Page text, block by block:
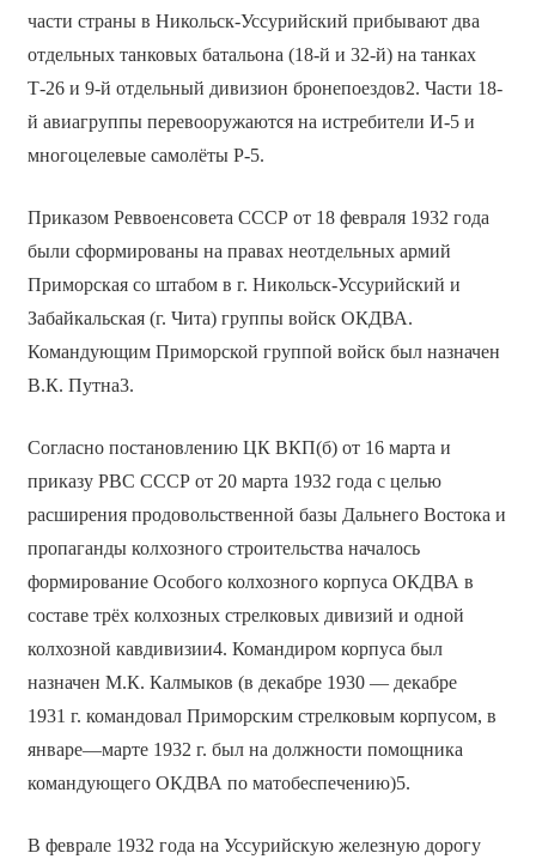
части страны в Никольск-Уссурийский прибывают два
отдельных танковых батальона (18-й и 32-й) на танках
Т-26 и 9-й отдельный дивизион бронепоездов2. Части 18-
й авиагруппы перевооружаются на истребители И-5 и
многоцелевые самолёты Р-5.
Приказом Реввоенсовета СССР от 18 февраля 1932 года
были сформированы на правах неотдельных армий
Приморская со штабом в г. Никольск-Уссурийский и
Забайкальская (г. Чита) группы войск ОКДВА.
Командующим Приморской группой войск был назначен
В.К. Путна3.
Согласно постановлению ЦК ВКП(б) от 16 марта и
приказу РВС СССР от 20 марта 1932 года с целью
расширения продовольственной базы Дальнего Востока и
пропаганды колхозного строительства началось
формирование Особого колхозного корпуса ОКДВА в
составе трёх колхозных стрелковых дивизий и одной
колхозной кавдивизии4. Командиром корпуса был
назначен М.К. Калмыков (в декабре 1930 — декабре
1931 г. командовал Приморским стрелковым корпусом, в
январе—марте 1932 г. был на должности помощника
командующего ОКДВА по матобеспечению)5.
В феврале 1932 года на Уссурийскую железную дорогу